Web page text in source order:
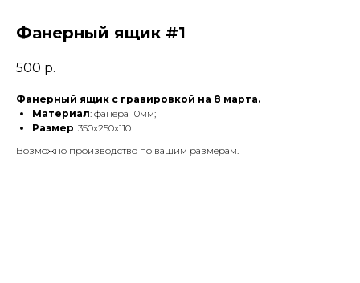
Фанерный ящик #1
500 р.
Фанерный ящик с гравировкой на 8 марта.
Материал: фанера 10мм;
Размер: 350х250х110.
Возможно производство по вашим размерам.